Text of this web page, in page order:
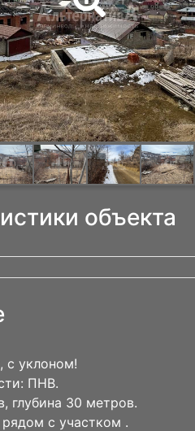
объекта
с уклоном!
ПНВ.
глубина 30 метров.
рядом с участком .